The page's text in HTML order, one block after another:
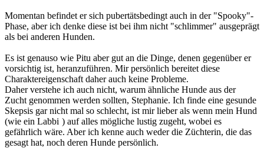
Momentan befindet er sich pubertätsbedingt auch in der "Spooky"-
Phase, aber ich denke diese ist bei ihm nicht "schlimmer" ausgeprägt
als bei anderen Hunden.
Es ist genauso wie Pitu aber gut an die Dinge, denen gegenüber er
vorsichtig ist, heranzuführen. Mir persönlich bereitet diese
Charaktereigenschaft daher auch keine Probleme.
Daher verstehe ich auch nicht, warum ähnliche Hunde aus der
Zucht genommen werden sollten, Stephanie. Ich finde eine gesunde
Skepsis gar nicht mal so schlecht, ist mir lieber als wenn mein Hund
(wie ein Labbi ) auf alles mögliche lustig zugeht, wobei es
gefährlich wäre. Aber ich kenne auch weder die Züchterin, die das
gesagt hat, noch deren Hunde persönlich.